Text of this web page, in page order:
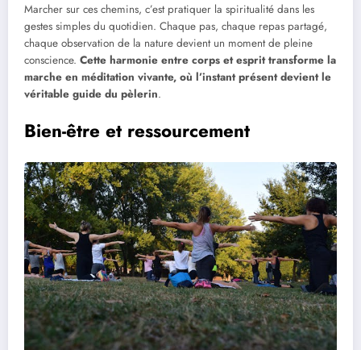
Marcher sur ces chemins, c’est pratiquer la spiritualité dans les
gestes simples du quotidien. Chaque pas, chaque repas partagé,
chaque observation de la nature devient un moment de pleine
conscience. Cette harmonie entre corps et esprit transforme la
marche en méditation vivante, où l’instant présent devient le
véritable guide du pèlerin.
Bien-être et ressourcement